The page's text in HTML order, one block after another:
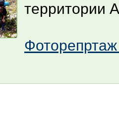
территории